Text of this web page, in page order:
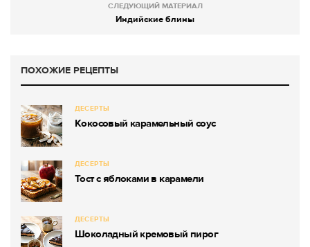
СЛЕДУЮЩИЙ МАТЕРИАЛ
Индийские блины
ПОХОЖИЕ РЕЦЕПТЫ
ДЕСЕРТЫ
Кокосовый карамельный соус
ДЕСЕРТЫ
Тост с яблоками в карамели
ДЕСЕРТЫ
Шоколадный кремовый пирог